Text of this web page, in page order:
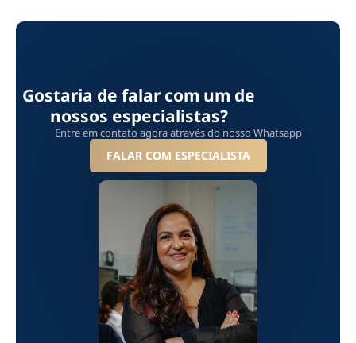
Gostaria de falar com um de
nossos especialistas?
Entre em contato agora através do nosso Whatsapp
FALAR COM ESPECIALISTA